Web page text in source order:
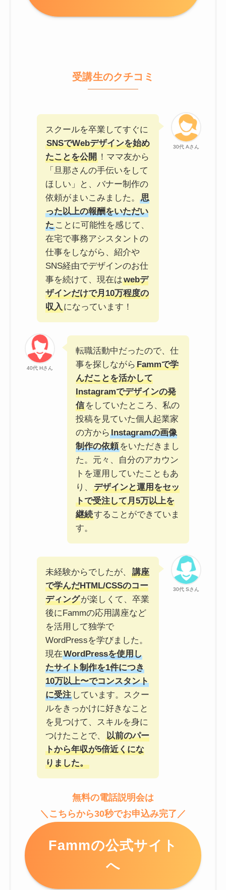
受講生のクチコミ
30代 Aさん
スクールを卒業してすぐに
SNSでWebデザインを始め
たことを公開！ママ友から
「旦那さんの手伝いをして
ほしい」と、バナー制作の
依頼がまいこみました。
思
った以上の報酬をいただい
たことに可能性を感じて、
在宅で事務アシスタントの
仕事をしながら、紹介や
SNS経由でデザインのお仕
事を続けて、現在はwebデ
ザインだけで月10万程度の
収入になっています！
40代 Hさん
転職活動中だったので、仕
事を探しながらFammで学
んだことを活かして
Instagramでデザインの発
信をしていたところ、私の
投稿を見ていた個人起業家
の方からInstagramの画像
制作の依頼をいただきまし
た。元々、自分のアカウン
トを運用していたこともあ
り、
デザインと運用をセッ
トで受注して月5万以上を
継続することができていま
す。
30代 Sさん
未経験からでしたが、
講座
で学んだHTML/CSSのコー
ディングが楽しくて、卒業
後にFammの応用講座など
を活用して独学で
WordPressを学びました。
現在WordPressを使用し
たサイト制作を1件につき
10万以上〜でコンスタント
に受注しています。スクー
ルをきっかけに好きなこと
を見つけて、スキルを身に
つけたことで、
以前のパー
トから年収が5倍近くにな
りました。
無料の電話説明会は
＼こちらから30秒でお申込み完了／
Fammの公式サイト
へ